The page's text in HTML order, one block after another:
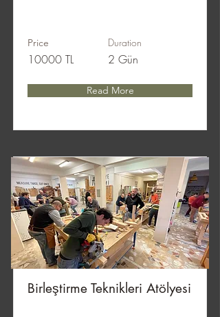
Price
10000 TL
Duration
2 Gün
Read More
Birleştirme Teknikleri Atölyesi